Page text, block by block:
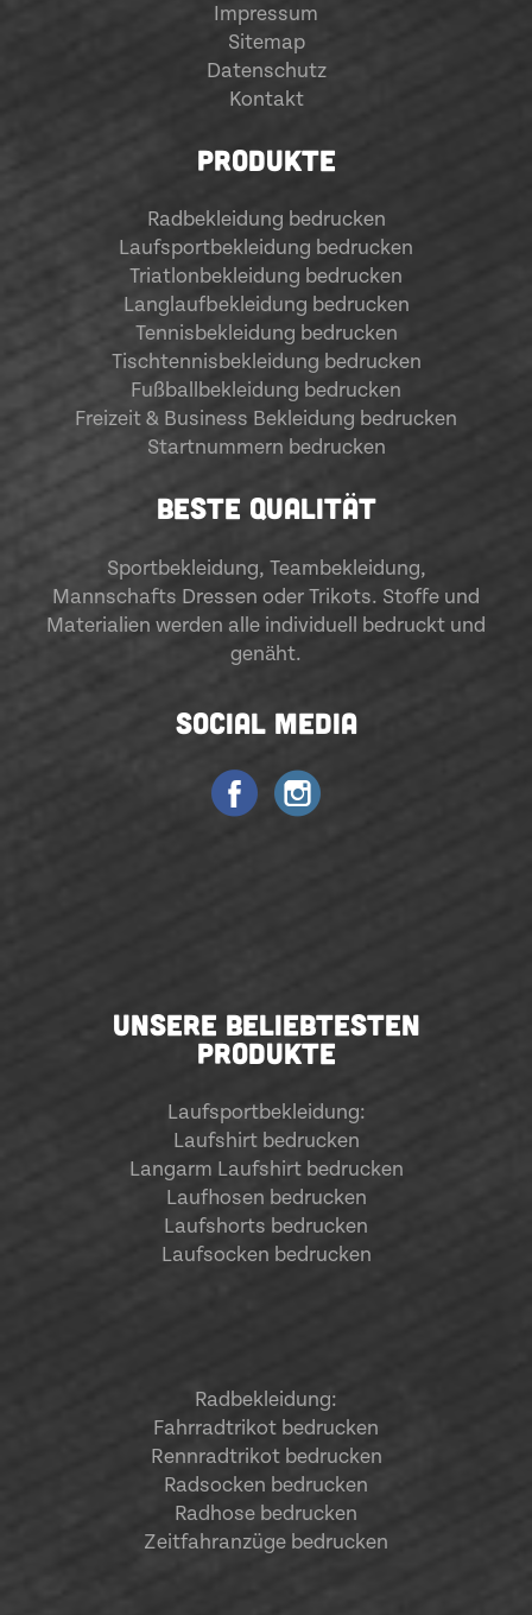
Impressum
Sitemap
Datenschutz
Kontakt
PRODUKTE
Radbekleidung bedrucken
Laufsportbekleidung bedrucken
Triatlonbekleidung bedrucken
Langlaufbekleidung bedrucken
Tennisbekleidung bedrucken
Tischtennisbekleidung bedrucken
Fußballbekleidung bedrucken
Freizeit & Business Bekleidung bedrucken
Startnummern bedrucken
BESTE QUALITÄT
Sportbekleidung, Teambekleidung,
Mannschafts Dressen oder Trikots. Stoffe und
Materialien werden alle individuell bedruckt und
genäht.
SOCIAL MEDIA
UNSERE BELIEBTESTEN
PRODUKTE
Laufsportbekleidung:
Laufshirt bedrucken
Langarm Laufshirt bedrucken
Laufhosen bedrucken
Laufshorts bedrucken
Laufsocken bedrucken
Radbekleidung:
Fahrradtrikot bedrucken
Rennradtrikot bedrucken
Radsocken bedrucken
Radhose bedrucken
Zeitfahranzüge bedrucken